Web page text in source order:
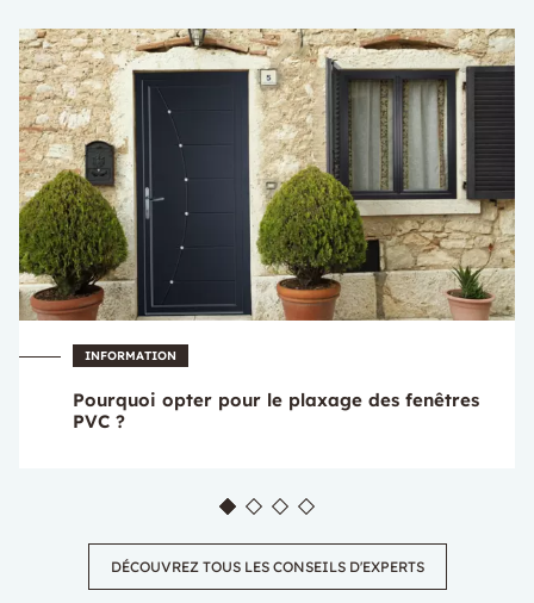
INFORMATION
Pourquoi opter pour le plaxage des fenêtres
PVC ?
DÉCOUVREZ TOUS LES CONSEILS D'EXPERTS